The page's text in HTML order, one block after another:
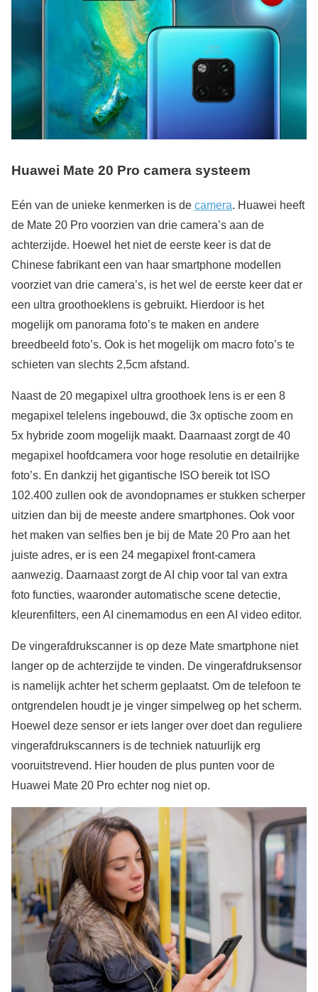
Huawei Mate 20 Pro camera systeem
Eén van de unieke kenmerken is de camera. Huawei heeft
de Mate 20 Pro voorzien van drie camera’s aan de
achterzijde. Hoewel het niet de eerste keer is dat de
Chinese fabrikant een van haar smartphone modellen
voorziet van drie camera’s, is het wel de eerste keer dat er
een ultra groothoeklens is gebruikt. Hierdoor is het
mogelijk om panorama foto’s te maken en andere
breedbeeld foto’s. Ook is het mogelijk om macro foto’s te
schieten van slechts 2,5cm afstand.
Naast de 20 megapixel ultra groothoek lens is er een 8
megapixel telelens ingebouwd, die 3x optische zoom en
5x hybride zoom mogelijk maakt. Daarnaast zorgt de 40
megapixel hoofdcamera voor hoge resolutie en detailrijke
foto’s. En dankzij het gigantische ISO bereik tot ISO
102.400 zullen ook de avondopnames er stukken scherper
uitzien dan bij de meeste andere smartphones. Ook voor
het maken van selfies ben je bij de Mate 20 Pro aan het
juiste adres, er is een 24 megapixel front-camera
aanwezig. Daarnaast zorgt de AI chip voor tal van extra
foto functies, waaronder automatische scene detectie,
kleurenfilters, een AI cinemamodus en een AI video editor.
De vingerafdrukscanner is op deze Mate smartphone niet
langer op de achterzijde te vinden. De vingerafdruksensor
is namelijk achter het scherm geplaatst. Om de telefoon te
ontgrendelen houdt je je vinger simpelweg op het scherm.
Hoewel deze sensor er iets langer over doet dan reguliere
vingerafdrukscanners is de techniek natuurlijk erg
vooruitstrevend. Hier houden de plus punten voor de
Huawei Mate 20 Pro echter nog niet op.